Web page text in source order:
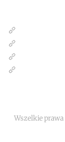
Wszelkie